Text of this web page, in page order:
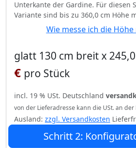
Unterkante der Gardine. Für diesen
Variante sind bis zu 360,0 cm Höhe
Wie messe ich die
glatt 130 cm breit x
€ pro Stück
incl. 19 % USt. Deutschland
von der Lieferadresse kann die USt. an der
Ausland: zzgl. Versandkosten
Schritt 2: